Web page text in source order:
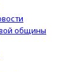
общины